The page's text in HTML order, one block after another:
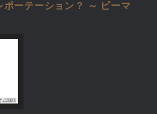
ポーテーション？ ～ ピーマ